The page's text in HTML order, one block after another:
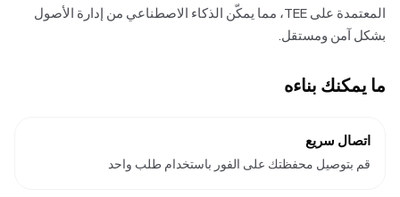
المعتمدة على TEE، مما يمكّن الذكاء الاصطناعي من إدارة الأصول
بشكل آمن ومستقل.
ما يمكنك بناءه
اتصال سريع
قم بتوصيل محفظتك على الفور باستخدام طلب واحد